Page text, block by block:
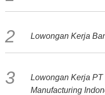
Lowongan Kerja
Lowongan Kerja
Manufacturing